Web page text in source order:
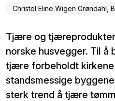
Christel Eline Wigen Grøndahl,
Tjære og tjæreprodukter
norske husvegger. Til å
tjære forbeholdt
standsmessige
sterk trend å tjære